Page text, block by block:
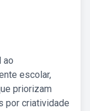
ao
escolar,
priorizam
por criatividade